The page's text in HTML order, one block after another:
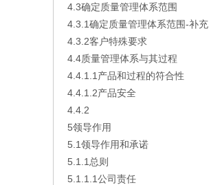
4.3确定质量管理体系范围
4.3.1确定质量管理体系范围-补充
4.3.2客户特殊要求
4.4质量管理体系与其过程
4.4.1.1产品和过程的符合性
4.4.1.2产品安全
4.4.2
5领导作用
5.1领导作用和承诺
5.1.1总则
5.1.1.1公司责任